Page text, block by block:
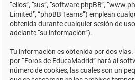
“ellos”, “sus”, “software phpBB”,
Limited”, “phpBB Teams”) emplean
obtenida durante cualquier sesión de
adelante “su información”).
Tu información es obtenida por dos
por “Foros de EducaMadrid” hará al
número de cookies, las cuales son un